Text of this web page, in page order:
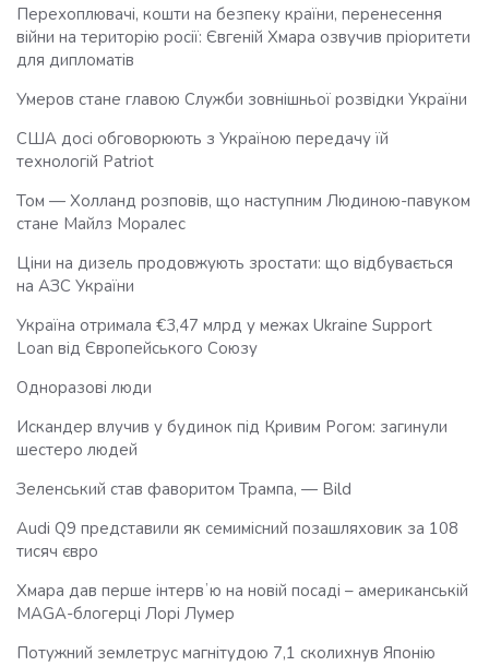
Перехоплювачі, кошти на безпеку країни, перенесення
війни на територію росії: Євгеній Хмара озвучив пріоритети
для дипломатів
Умеров стане главою Служби зовнішньої розвідки України
США досі обговорюють з Україною передачу їй
технологій Patriot
Том — Холланд розповів, що наступним Людиною-павуком
стане Майлз Моралес
Ціни на дизель продовжують зростати: що відбувається
на АЗС України
Україна отримала €3,47 млрд у межах Ukraine Support
Loan від Європейського Союзу
Одноразові люди
Искандер влучив у будинок під Кривим Рогом: загинули
шестеро людей
Зеленський став фаворитом Трампа, — Bild
Audi Q9 представили як семимісний позашляховик за 108
тисяч євро
Хмара дав перше інтервʼю на новій посаді – американській
MAGA-блогерці Лорі Лумер
Потужний землетрус магнітудою 7,1 сколихнув Японію